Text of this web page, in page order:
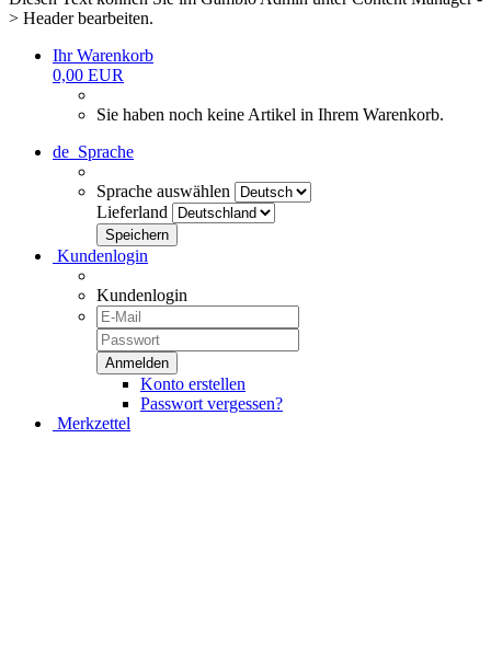
> Header bearbeiten.
Ihr Warenkorb
0,00 EUR
Sie haben noch keine Artikel in Ihrem Warenkorb.
de Sprache
Sprache auswählen
Lieferland
Kundenlogin
Kundenlogin
Konto erstellen
Passwort vergessen?
Merkzettel